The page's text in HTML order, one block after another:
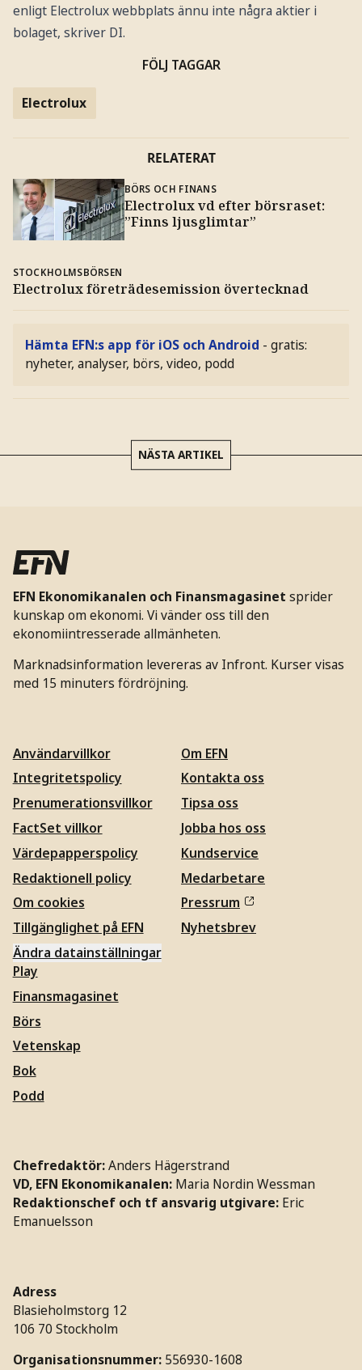
enligt Electrolux webbplats ännu inte några aktier i
bolaget, skriver DI.
FÖLJ TAGGAR
Electrolux
RELATERAT
BÖRS OCH FINANS
Electrolux vd efter börsraset:
”Finns ljusglimtar”
STOCKHOLMSBÖRSEN
Electrolux företrädesemission övertecknad
Hämta EFN:s app för iOS och Android - gratis:
nyheter, analyser, börs, video, podd
NÄSTA ARTIKEL
EFN Ekonomikanalen och Finansmagasinet sprider
kunskap om ekonomi. Vi vänder oss till den
ekonomiintresserade allmänheten.
Marknadsinformation levereras av Infront. Kurser visas
med 15 minuters fördröjning.
Användarvillkor
Integritetspolicy
Prenumerationsvillkor
FactSet villkor
Värdepapperspolicy
Redaktionell policy
Om cookies
Tillgänglighet på EFN
Ändra datainställningar
Om EFN
Kontakta oss
Tipsa oss
Jobba hos oss
Kundservice
Medarbetare
Pressrum
Nyhetsbrev
Play
Finansmagasinet
Börs
Vetenskap
Bok
Podd
Chefredaktör:Anders Hägerstrand
VD, EFN Ekonomikanalen: Maria Nordin Wessman
Redaktionschef och tf ansvarig utgivare: Eric
Emanuelsson
Adress
Blasieholmstorg 12
106 70 Stockholm
Organisationsnummer: 556930-1608